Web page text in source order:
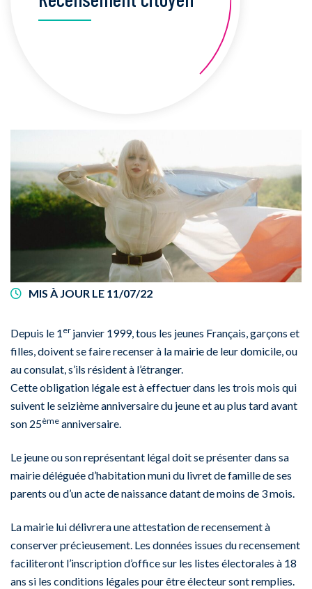
MIS À JOUR LE 11/07/22
Depuis le 1 er janvier 1999, tous les jeunes Français, garçons et
filles, doivent se faire recenser à la mairie de leur domicile, ou
au consulat, s’ils résident à l’étranger.
Cette obligation légale est à effectuer dans les trois mois qui
suivent le seizième anniversaire du jeune et au plus tard avant
son 25ème anniversaire.
Le jeune ou son représentant légal doit se présenter dans sa
mairie déléguée d’habitation muni du livret de famille de ses
parents ou d’un acte de naissance datant de moins de 3 mois.
La mairie lui délivrera une attestation de recensement à
conserver précieusement. Les données issues du recensement
faciliteront l’inscription d’office sur les listes électorales à 18
ans si les conditions légales pour être électeur sont remplies.